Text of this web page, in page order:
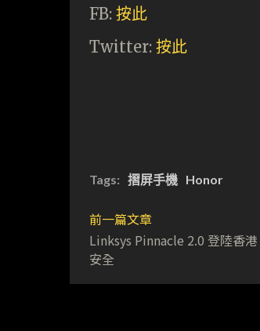
FB: 按此
Twitter: 按此
Tags: 摺屏手機 Honor
前一篇文章
Linksys Pinnacle 2.0 登陸香
安全